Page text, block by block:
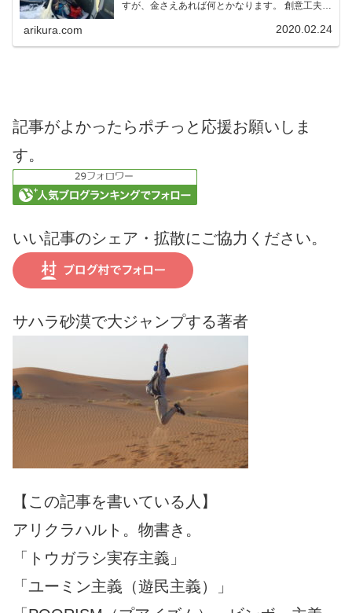
すが、金さえあれば何とかなります。 創意工夫で
が、やはり必要最低限のグッズはもって行った方
arikura.com 2020.02.24
記事がよかったらポチっと応援お願いしま
す。
いい記事のシェア・拡散にご協力ください。
サハラ砂漠で大ジャンプする著者
【この記事を書いている人】
アリクラハルト。物書き。
「トウガラシ実存主義」
「ユーミン主義（遊民主義）」